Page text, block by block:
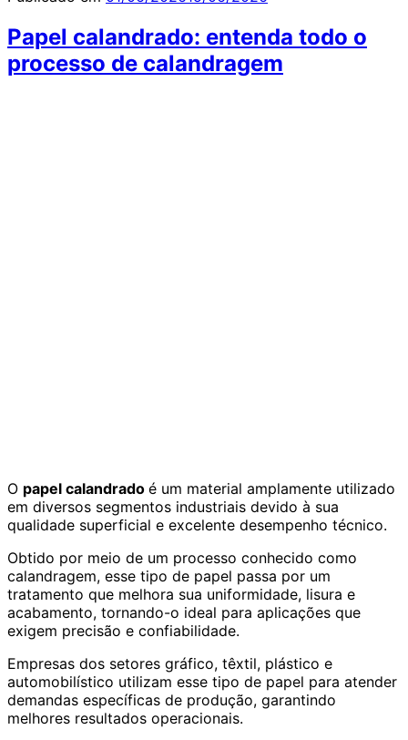
Papel calandrado: entenda todo o
processo de calandragem
O papel calandrado é um material amplamente utilizado
em diversos segmentos industriais devido à sua
qualidade superficial e excelente desempenho técnico.
Obtido por meio de um processo conhecido como
calandragem, esse tipo de papel passa por um
tratamento que melhora sua uniformidade, lisura e
acabamento, tornando-o ideal para aplicações que
exigem precisão e confiabilidade.
Empresas dos setores gráfico, têxtil, plástico e
automobilístico utilizam esse tipo de papel para atender
demandas específicas de produção, garantindo
melhores resultados operacionais.